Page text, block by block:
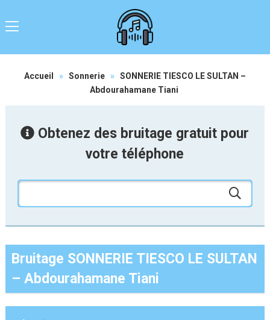
Accueil » Sonnerie » SONNERIE TIESCO LE SULTAN –
Abdourahamane Tiani
Obtenez des bruitage gratuit pour
votre téléphone
Bruitage SONNERIE TIESCO LE SULTAN
– Abdourahamane Tiani